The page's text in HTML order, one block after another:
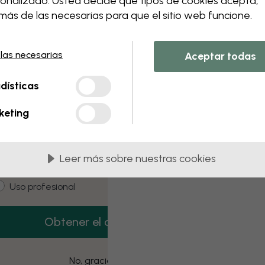
this component. Please contact
de las necesarias para que el sitio web funcione.
necesarias Aceptar todas
Leer más sobre nuestras cookies
3 muestras gratis
3 muestras de papel pintado gratis.
Uso profesional
Obtener el código
No, gracias